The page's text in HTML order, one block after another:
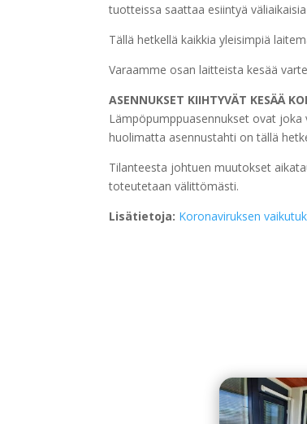
tuotteissa saattaa esiintyä
Tällä hetkellä kaikkia yleisimpiä
Varaamme osan laitteista kesää
ASENNUKSET KIIHTYVÄT KESÄÄ
Lämpöpumppuasennukset ovat joka
huolimatta asennustahti on tällä
Tilanteesta johtuen muutokset
toteutetaan välittömästi.
Lisätietoja: Koronaviruksen